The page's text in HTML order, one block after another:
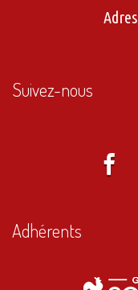
Suivez-nous
Adhérents